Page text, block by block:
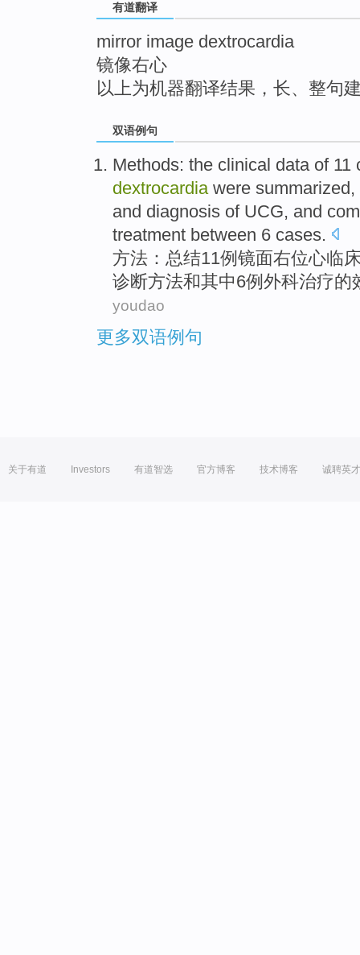
有道翻译
mirror image dextrocardia
镜像右心
以上为机器翻译结果，长、整句
双语例句
Methods: the clinical data of 11
dextrocardia were summarized,
and diagnosis of UCG, and
treatment between 6 cases.
方法 ： 总结11例 镜面右位心临
诊断方法和其中6例 外科治疗的
youdao
更多双语例句
关于有道 Investors 有道智选 官方博客 技术博客 诚聘英才